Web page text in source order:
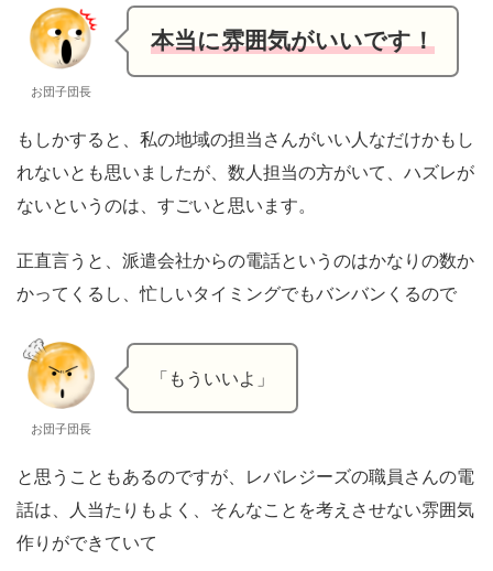
お団子団長
本当に雰囲気がいいです！
もしかすると、私の地域の担当さんがいい人なだけかもし
れないとも思いましたが、数人担当の方がいて、ハズレが
ないというのは、すごいと思います。
正直言うと、派遣会社からの電話というのはかなりの数か
かってくるし、忙しいタイミングでもバンバンくるので
お団子団長
「もういいよ」
と思うこともあるのですが、レバレジーズの職員さんの電
話は、人当たりもよく、そんなことを考えさせない雰囲気
作りができていて